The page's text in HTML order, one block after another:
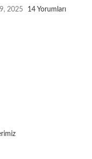
2025 14 Yorumları